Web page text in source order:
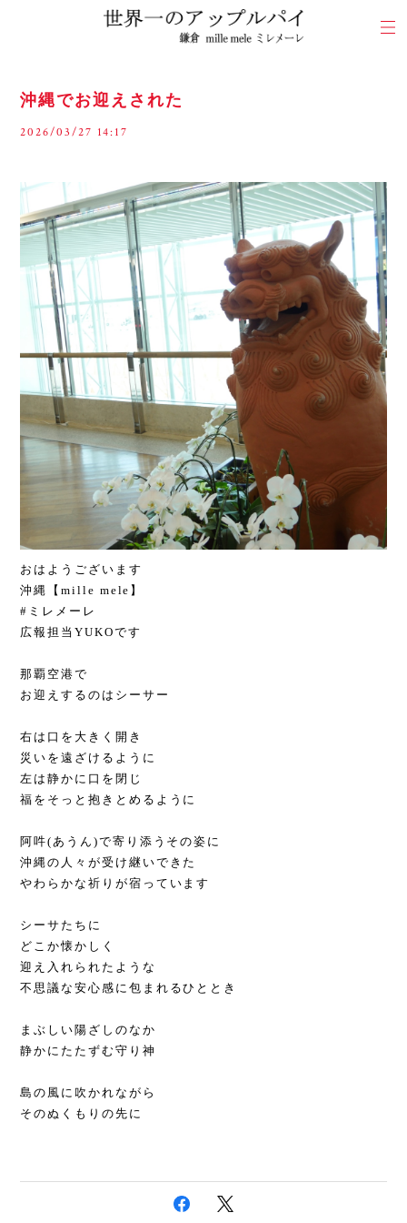
沖縄でお迎えされた
2026/03/27 14:17
おはようございます
沖縄【mille mele】
#ミレメーレ
広報担当YUKOです
那覇空港で
お迎えするのはシーサー
右は口を大きく開き
災いを遠ざけるように
左は静かに口を閉じ
福をそっと抱きとめるように
阿吽(あうん)で寄り添うその姿に
沖縄の人々が受け継いできた
やわらかな祈りが宿っています
シーサたちに
どこか懐かしく
迎え入れられたような
不思議な安心感に包まれるひととき
まぶしい陽ざしのなか
静かにたたずむ守り神
島の風に吹かれながら
そのぬくもりの先に